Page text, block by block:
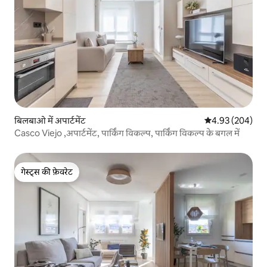
बिलबाओ में अपार्टमेंट औसत रेटिंग 5 में से
4.93 (204)
Casco Viejo ,अपार्टमेंट, पार्किंग विकल्प, पार्किंग विकल्प के बगल में
गेस्ट्स की फ़ेवरेट
गेस्ट्स की फ़ेवरेट